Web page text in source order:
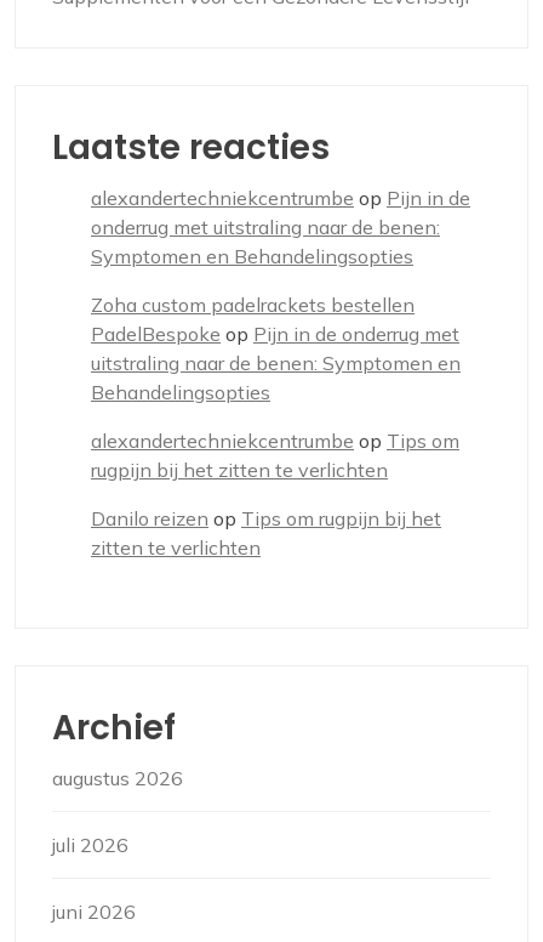
Laatste reacties
alexandertechniekcentrumbe op Pijn in de
onderrug met uitstraling naar de benen:
Symptomen en Behandelingsopties
Zoha custom padelrackets bestellen
PadelBespoke op Pijn in de onderrug met
uitstraling naar de benen: Symptomen en
Behandelingsopties
alexandertechniekcentrumbe op Tips om
rugpijn bij het zitten te verlichten
Danilo reizen op Tips om rugpijn bij het
zitten te verlichten
Archief
augustus 2026
juli 2026
juni 2026